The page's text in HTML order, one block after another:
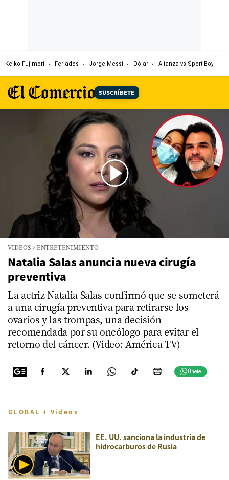
Keiko Fujimori Feriados Jorge Messi Dólar Alianza vs Sport Boys
SUSCRÍBETE
03:29
VIDEOS >ENTRETENIMIENTO
Natalia Salas anuncia nueva cirugía
preventiva
La actriz Natalia Salas confirmó que se someterá
a una cirugía preventiva para retirarse los
ovarios y las trompas, una decisión
recomendada por su oncólogo para evitar el
retorno del cáncer. (Video: América TV)
Únete
GLOBAL + Videos
EE. UU. sanciona la industria de
hidrocarburos de Rusia